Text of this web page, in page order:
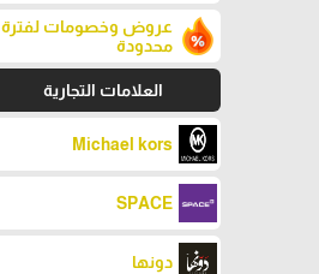
عروض وخصومات لفترة
محدودة
العلامات التجارية
Michael kors
SPACE
دونها